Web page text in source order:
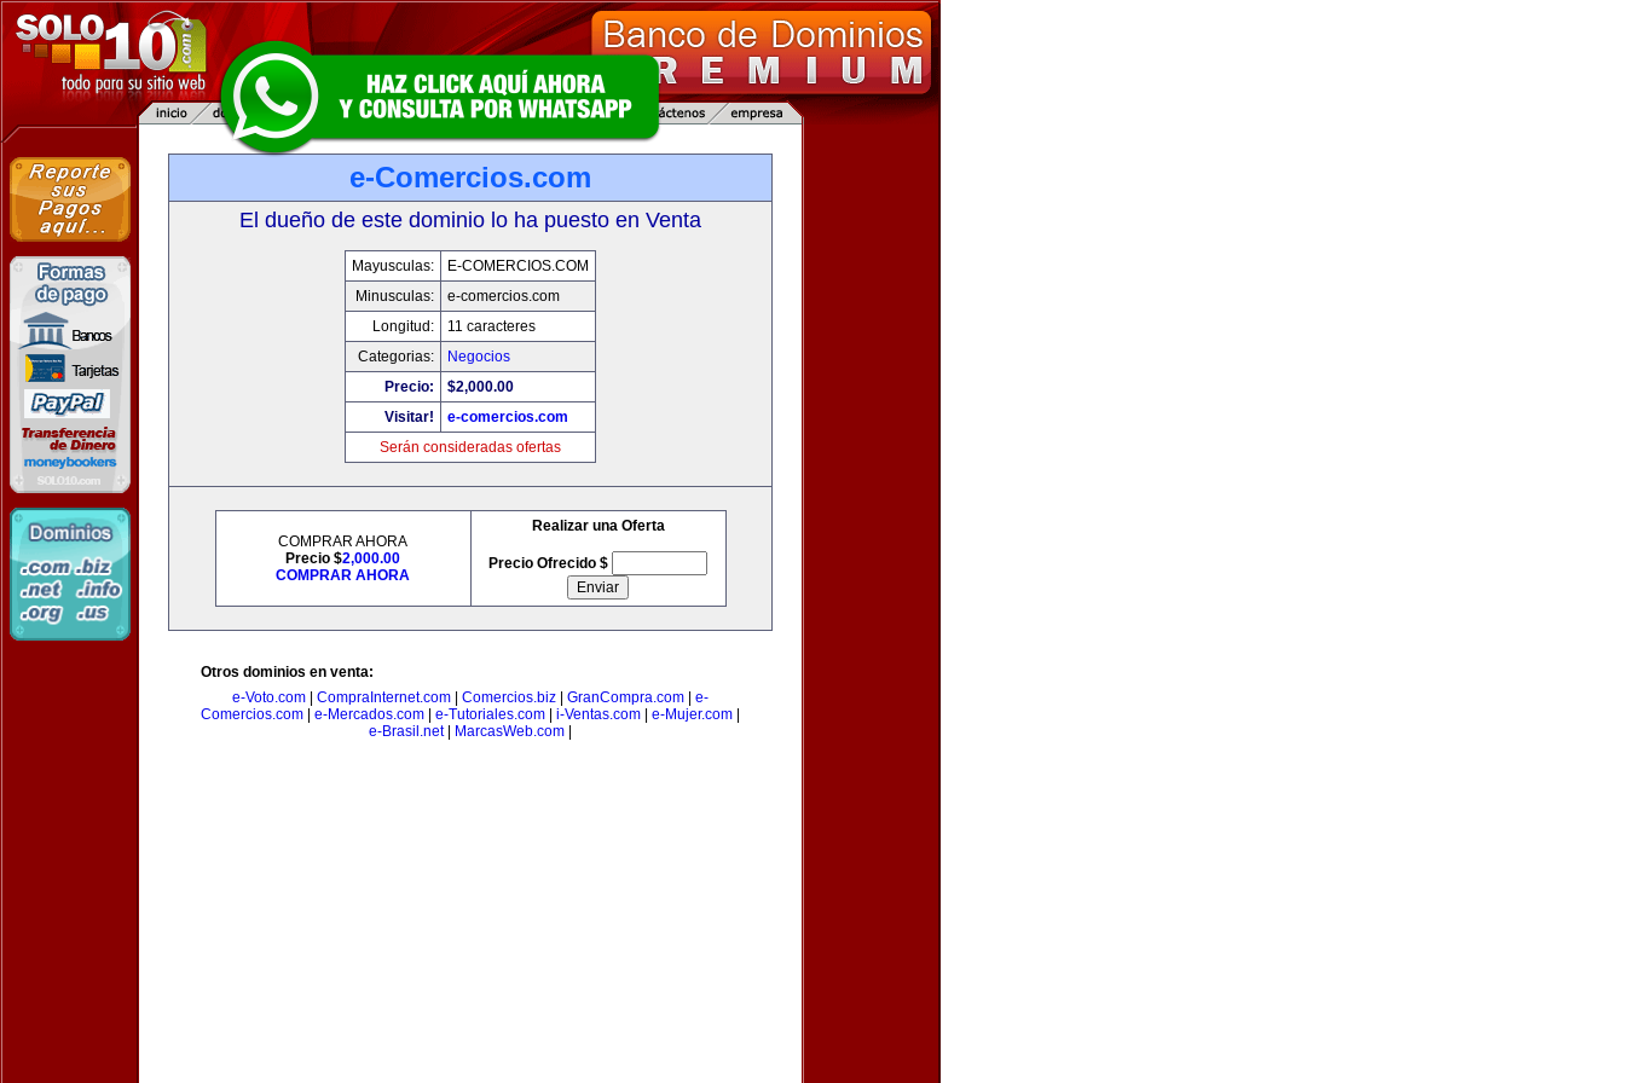
e-Comercios.com
El dueño de este dominio lo ha puesto en Venta
Mayusculas:
E-COMERCIOS.COM
Minusculas:
e-comercios.com
Longitud:
11 caracteres
Categorias:
Negocios
Precio:
$2,000.00
Visitar!
e-comercios.com
Serán consideradas ofertas
COMPRAR AHORA
Precio $2,000.00
COMPRAR AHORA
Realizar una Oferta
Precio Ofrecido $
Otros dominios en venta:
e-Voto.com
CompraInternet.com Comercios.biz GranCompra.com
e-
Comercios.com
e-Mercados.com e-Tutoriales.com i-Ventas.com e-Mujer.com
e-Brasil.net| MarcasWeb.com